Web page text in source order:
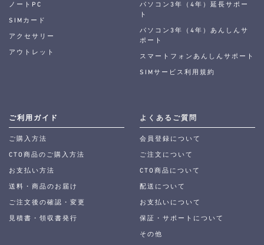
ノートPC
SIMカード
アクセサリー
アウトレット
パソコン3年（4年）延長サポー
ト
パソコン3年（4年）あんしんサ
ポート
スマートフォンあんしんサポート
SIMサービス利用規約
ご利用ガイド
ご購入方法
CTO商品のご購入方法
お支払い方法
送料・商品のお届け
ご注文後の確認・変更
見積書・領収書発行
よくあるご質問
会員登録について
ご注文について
CTO商品について
配送について
お支払いについて
保証・サポートについて
その他